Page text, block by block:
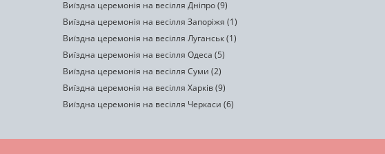
Виїздна церемонія на весілля Дніпро (9)
Виїздна церемонія на весілля Запоріжя (1)
Виїздна церемонія на весілля Луганськ (1)
Виїздна церемонія на весілля Одеса (5)
Виїздна церемонія на весілля Суми (2)
Виїздна церемонія на весілля Харків (9)
Виїздна церемонія на весілля Черкаси (6)